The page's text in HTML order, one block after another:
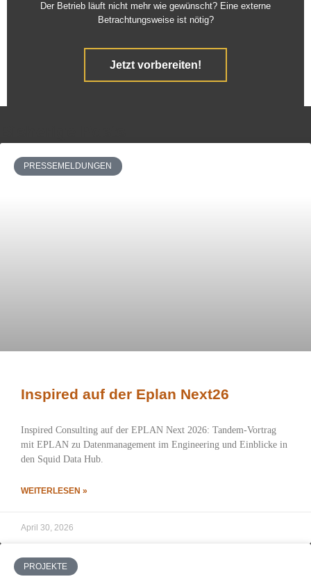
Der Betrieb läuft nicht mehr wie gewünscht? Eine externe
Betrachtungsweise ist nötig?
Jetzt vorbereiten!
PRESSEMELDUNGEN
Inspired auf der Eplan Next26
Inspired Consulting auf der EPLAN Next 2026: Tandem-Vortrag
mit EPLAN zu Datenmanagement im Engineering und Einblicke in
den Squid Data Hub.
WEITERLESEN »
April 30, 2026
PROJEKTE